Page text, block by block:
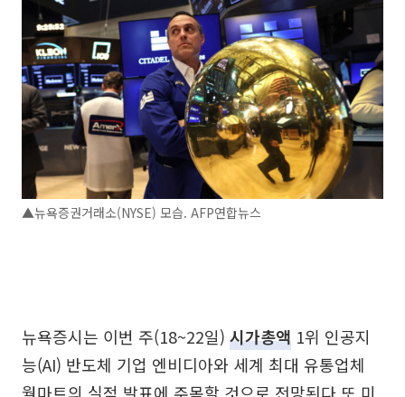
▲뉴욕증권거래소(NYSE) 모습. AFP연합뉴스
뉴욕증시는 이번 주(18~22일) 시가총액 1위 인공지
능(AI) 반도체 기업 엔비디아와 세계 최대 유통업체
월마트의 실적 발표에 주목할 것으로 전망된다.또 미